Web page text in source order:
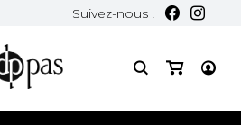
Suivez-nous !